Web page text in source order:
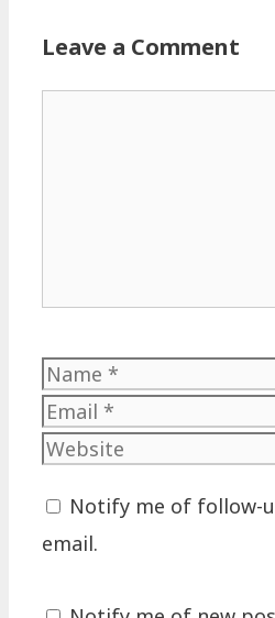
Leave a Comment
Name
Notify me of follow-
email.